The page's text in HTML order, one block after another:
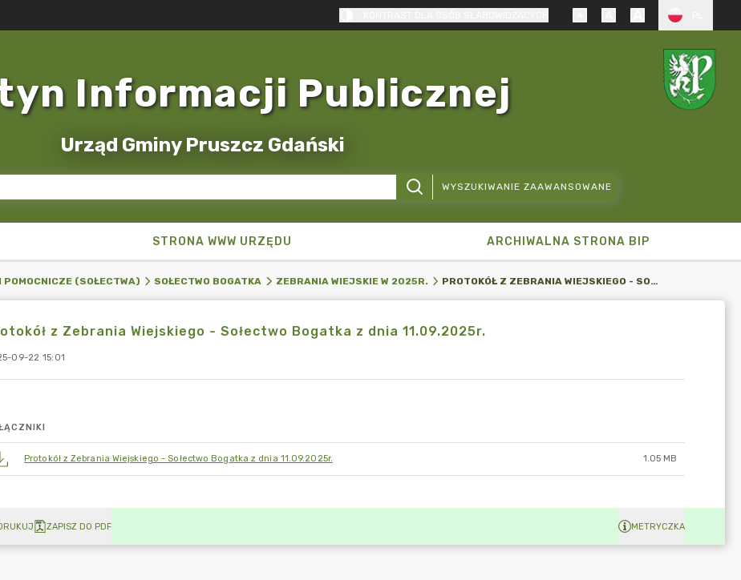
Informacji Publicznej
Urząd Gminy Pruszcz Gdański
WYSZUKIWANIE ZAAWANSOWANE
STRONA WWW URZĘDU ARCHIWALNA STRONA BIP
POMOCNICZE (SOŁECTWA) SOŁECTWO BOGATKA ZEBRANIA WIEJSKIE W 2025R. PROTOKÓŁ Z ZEBRANIA WIEJSKIEGO - SOŁECTWO BOGATKA Z DNIA 11.09.2025R.
z Zebrania Wiejskiego - Sołectwo Bogatka z dnia 11.09.2025r.
09-22 15:01
Protokół z Zebrania Wiejskiego - Sołectwo Bogatka z dnia 11.09.2025r. 1.05 MB
ZAPISZ DO PDF METRYCZKA